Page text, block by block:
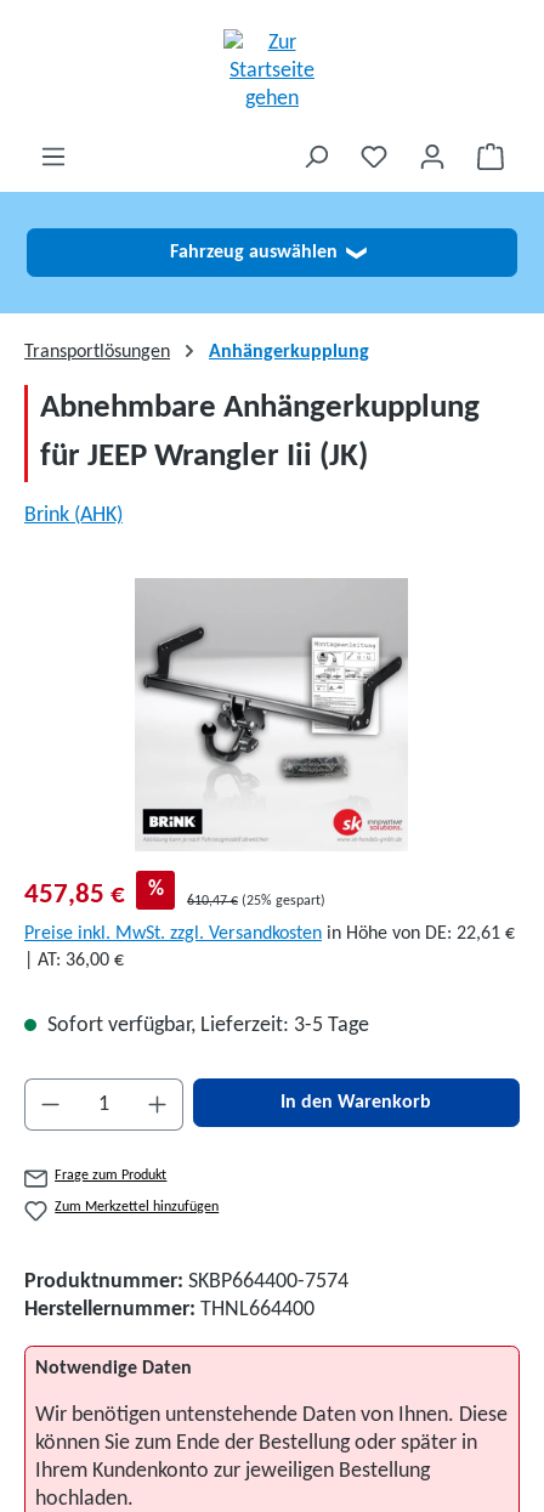
Fahrzeug auswählen ❯
Transportlösungen Anhängerkupplung
Abnehmbare Anhängerkupplung
für JEEP Wrangler Iii (JK)
Brink (AHK)
457,85 € % 610,47 € (25% gespart)
Preise inkl. MwSt. zzgl. Versandkosten in Höhe von DE: 22,61 €
| AT: 36,00 €
Sofort verfügbar, Lieferzeit: 3-5 Tage
Produkt Anzahl: Gib den gewünschten Wert
In den Warenkorb
Frage zum Produkt
Zum Merkzettel hinzufügen
Produktnummer: SKBP664400-7574
Herstellernummer: THNL664400
Notwendige Daten
Wir benötigen untenstehende Daten von Ihnen. Diese
können Sie zum Ende der Bestellung oder später in
Ihrem Kundenkonto zur jeweiligen Bestellung
hochladen.